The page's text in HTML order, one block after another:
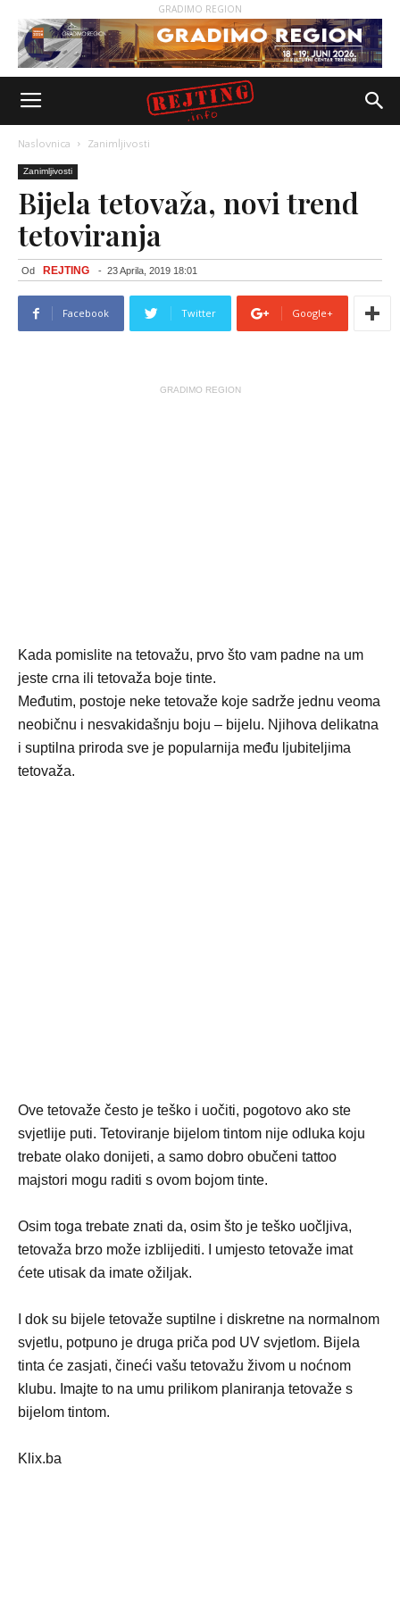
GRADIMO REGION
Naslovnica Zanimljivosti
Zanimljivosti
Bijela tetovaža, novi trend
tetoviranja
Od REJTING - 23 Aprila, 2019 18:01
Facebook Twitter Google+
GRADIMO REGION
Kada pomislite na tetovažu, prvo što vam padne na um
jeste crna ili tetovaža boje tinte.
Međutim, postoje neke tetovaže koje sadrže jednu veoma
neobičnu i nesvakidašnju boju – bijelu. Njihova delikatna
i suptilna priroda sve je popularnija među ljubiteljima
tetovaža.
Ove tetovaže često je teško i uočiti, pogotovo ako ste
svjetlije puti. Tetoviranje bijelom tintom nije odluka koju
trebate olako donijeti, a samo dobro obučeni tattoo
majstori mogu raditi s ovom bojom tinte.
Osim toga trebate znati da, osim što je teško uočljiva,
tetovaža brzo može izblijediti. I umjesto tetovaže imat
ćete utisak da imate ožiljak.
I dok su bijele tetovaže suptilne i diskretne na normalnom
svjetlu, potpuno je druga priča pod UV svjetlom. Bijela
tinta će zasjati, čineći vašu tetovažu živom u noćnom
klubu. Imajte to na umu prilikom planiranja tetovaže s
bijelom tintom.
Klix.ba